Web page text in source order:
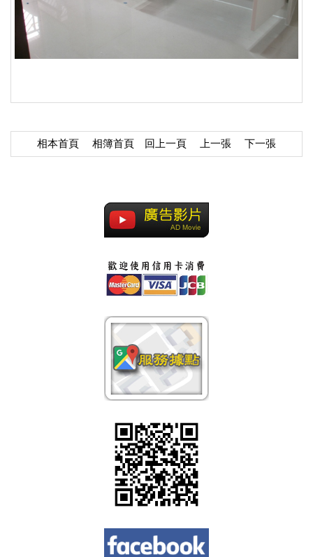
相本首頁 相簿首頁 回上一頁 上一張 下一張